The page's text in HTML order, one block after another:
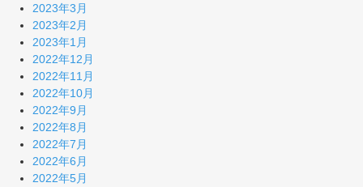
2023年3月
2023年2月
2023年1月
2022年12月
2022年11月
2022年10月
2022年9月
2022年8月
2022年7月
2022年6月
2022年5月